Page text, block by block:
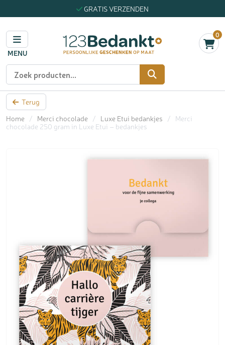
GRATIS VERZENDEN
MENU
0
Zoeken
Terug
Home
/ Merci chocolade / Luxe Etui bedankjes /
Merci
chocolade 250 gram in Luxe Etui – bedankjes